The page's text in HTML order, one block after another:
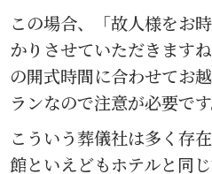
この場合、「故人様をお
かりさせていただきます
の開式時間に合わせてお
ランなので注意が必要です
こういう葬儀社は多く存
館といえどもホテルと同